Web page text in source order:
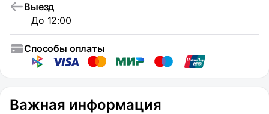
Выезд
До 12:00
Способы оплаты
Важная информация